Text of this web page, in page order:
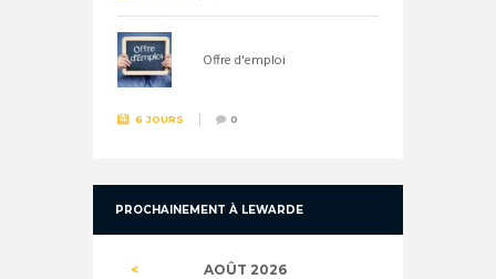
Offre d'emploi
6 JOURS 0
PROCHAINEMENT À LEWARDE
AOÛT 2026